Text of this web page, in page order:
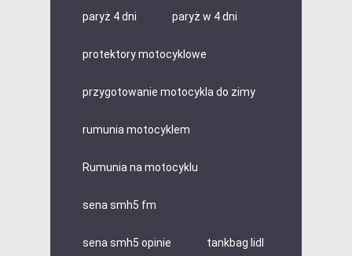
paryż 4 dni paryż w 4 dni
protektory motocyklowe
przygotowanie motocykla do zimy
rumunia motocyklem
Rumunia na motocyklu
sena smh5 fm
sena smh5 opinie tankbag lidl